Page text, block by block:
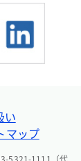
い
マップ
5321-1111（代